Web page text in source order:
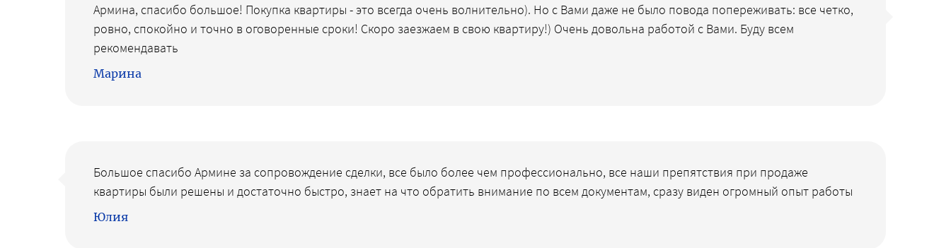
Армина, спасибо большое! Покупка квартиры - это всегда очень волнительно). Но с Вами даже не было повода попереживать: все четко,
ровно, спокойно и точно в оговоренные сроки! Скоро заезжаем в свою квартиру!) Очень довольна работой с Вами. Буду всем
рекомендавать
Марина
Большое спасибо Армине за сопровождение сделки, все было более чем профессионально, все наши препятствия при продаже
квартиры были решены и достаточно быстро, знает на что обратить внимание по всем документам, сразу виден огромный опыт работы
Юлия